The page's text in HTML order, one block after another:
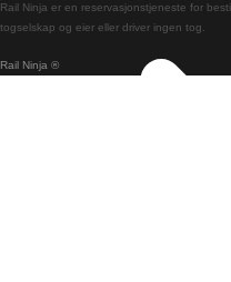
Rail Ninja ®
Rail Ninja er en reservasjons­tjeneste for
togselskap og eier eller driver ingen tog.